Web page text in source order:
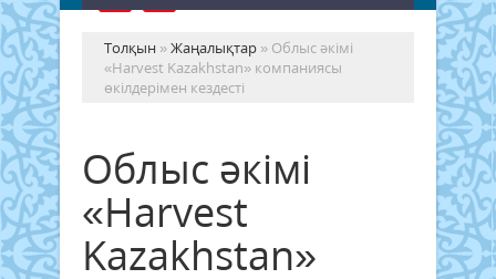
Толқын »Жаңалықтар » Облыс әкімі
«Harvest Kazakhstan» компаниясы
өкілдерімен кездесті
Облыс әкімі
«Harvest
Kazakhstan»